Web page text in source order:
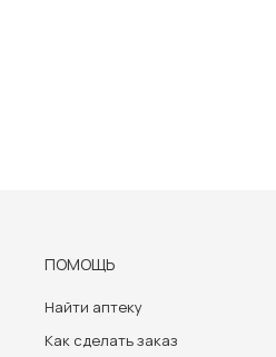
ПОМОЩЬ
Найти аптеку
Как сделать заказ